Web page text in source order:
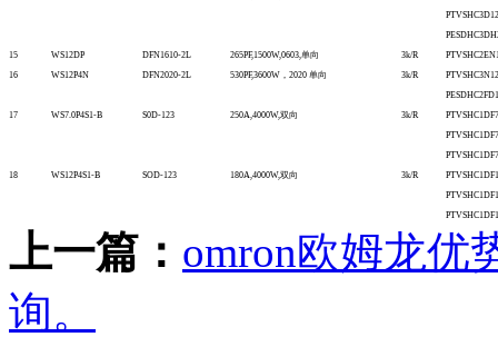
15
WS12DP DFN1610-2L 265PF,1500W,0603,单向 3k/R
16
WS12P4N DFN2020-2L 530PF,3600W，2020 单向 3k/R
17
WS7.0P4S1-B S0D-123 250A,4000W,双向 3k/R
18
WS12P4S1-B SOD-123 180A,4000W,双向 3k/R
上一篇： omron欧姆龙优
询。